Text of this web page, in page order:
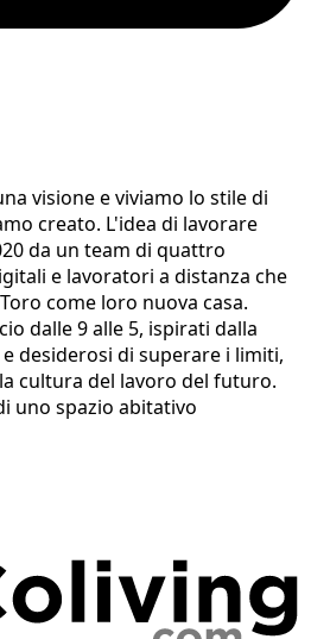
visione e viviamo lo stile di
creato. L'idea di lavorare
da un team di quattro
e lavoratori a distanza che
come loro nuova casa.
dalle 9 alle 5, ispirati dalla
desiderosi di superare i limiti,
cultura del lavoro del futuro.